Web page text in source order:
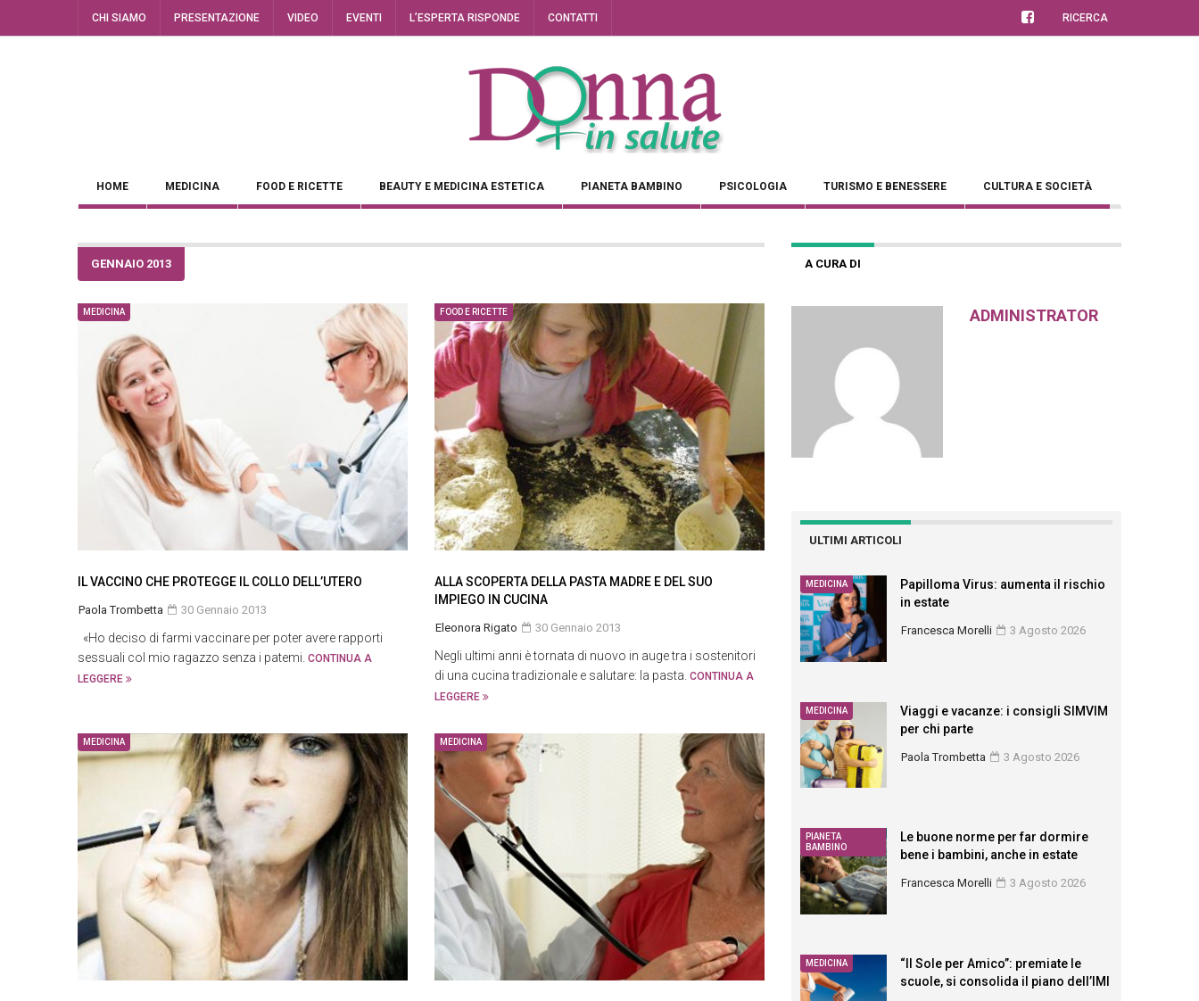
CHI SIAMO PRESENTAZIONE VIDEO EVENTI L’ESPERTA RISPONDE CONTATTI RICERCA
HOME MEDICINA FOOD E RICETTE BEAUTY E MEDICINA ESTETICA PIANETA BAMBINO PSICOLOGIA TURISMO E BENESSERE CULTURA E SOCIETÀ
GENNAIO 2013
MEDICINA
IL VACCINO CHE PROTEGGE IL COLLO DELL’UTERO
Paola Trombetta 30 Gennaio 2013
«Ho deciso di farmi vaccinare per poter avere rapporti
sessuali col mio ragazzo senza i patemi. CONTINUA A
LEGGERE
FOOD E RICETTE
ALLA SCOPERTA DELLA PASTA MADRE E DEL SUO
IMPIEGO IN CUCINA
Eleonora Rigato 30 Gennaio 2013
Negli ultimi anni è tornata di nuovo in auge tra i sostenitori
di una cucina tradizionale e salutare: la pasta. CONTINUA A
LEGGERE
MEDICINA MEDICINA
A CURA DI
ADMINISTRATOR
ULTIMI ARTICOLI
MEDICINA
Papilloma Virus: aumenta il rischio
in estate
Francesca Morelli 3 Agosto 2026
MEDICINA
Viaggi e vacanze: i consigli SIMVIM
per chi parte
Paola Trombetta 3 Agosto 2026
PIANETA
BAMBINO
Le buone norme per far dormire
bene i bambini, anche in estate
Francesca Morelli 3 Agosto 2026
MEDICINA
“Il Sole per Amico”: premiate le
scuole, si consolida il piano dell’IMI